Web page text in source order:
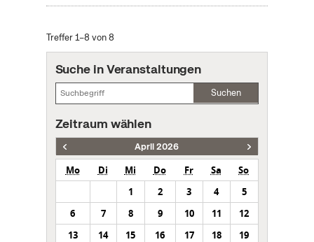
Treffer 1–8 von 8
Suche in Veranstaltungen
Suchen
Zeitraum wählen
April 2026
Mo Di Mi Do Fr Sa
So
1
2 3 4
5
6
7 8 9 10 11
12
13
14 15 16 17 18
19